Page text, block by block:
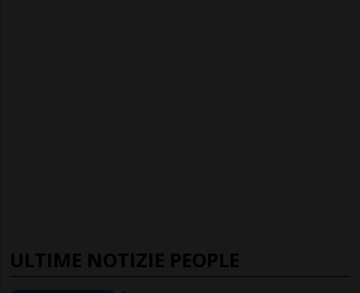
ULTIME NOTIZIE PEOPLE